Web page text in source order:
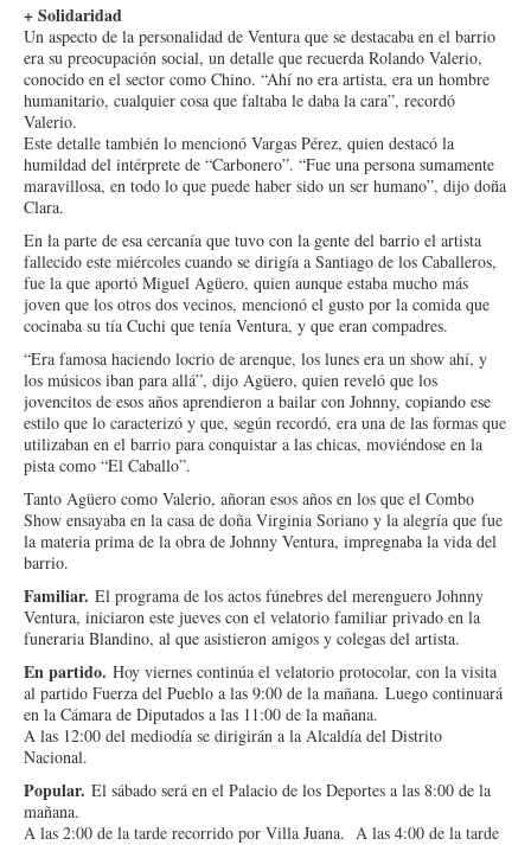
+ Solidaridad
Un aspecto de la personalidad de Ventura que se destacaba en el barrio
era su preocupación social, un detalle que recuerda Rolando Valerio,
conocido en el sector como Chino. “Ahí no era artista, era un hombre
humanitario, cualquier cosa que faltaba le daba la cara”, recordó
Valerio.
Este detalle también lo mencionó Vargas Pérez, quien destacó la
humildad del intérprete de “Carbonero”. “Fue una persona sumamente
maravillosa, en todo lo que puede haber sido un ser humano”, dijo doña
Clara.
En la parte de esa cercanía que tuvo con la gente del barrio el artista
fallecido este miércoles cuando se dirigía a Santiago de los Caballeros,
fue la que aportó Miguel Agüero, quien aunque estaba mucho más
joven que los otros dos vecinos, mencionó el gusto por la comida que
cocinaba su tía Cuchi que tenía Ventura, y que eran compadres.
“Era famosa haciendo locrio de arenque, los lunes era un show ahí, y
los músicos iban para allá”, dijo Agüero, quien reveló que los
jovencitos de esos años aprendieron a bailar con Johnny, copiando ese
estilo que lo caracterizó y que, según recordó, era una de las formas que
utilizaban en el barrio para conquistar a las chicas, moviéndose en la
pista como “El Caballo”.
Tanto Agüero como Valerio, añoran esos años en los que el Combo
Show ensayaba en la casa de doña Virginia Soriano y la alegría que fue
la materia prima de la obra de Johnny Ventura, impregnaba la vida del
barrio.
Familiar. El programa de los actos fúnebres del merenguero Johnny
Ventura, iniciaron este jueves con el velatorio familiar privado en la
funeraria Blandino, al que asistieron amigos y colegas del artista.
En partido. Hoy viernes continúa el velatorio protocolar, con la visita
al partido Fuerza del Pueblo a las 9:00 de la mañana. Luego continuará
en la Cámara de Diputados a las 11:00 de la mañana.
A las 12:00 del mediodía se dirigirán a la Alcaldía del Distrito
Nacional.
Popular. El sábado será en el Palacio de los Deportes a las 8:00 de la
mañana.
A las 2:00 de la tarde recorrido por Villa Juana. A las 4:00 de la tarde